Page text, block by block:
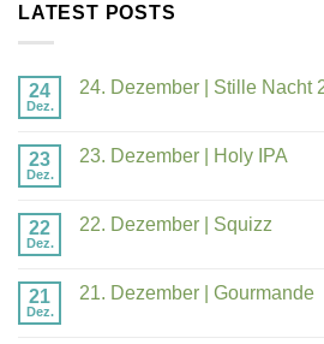
LATEST POSTS
24
Dez.
24. Dezember | Stille Nacht
23
Dez.
23. Dezember | Holy IPA
22
Dez.
22. Dezember | Squizz
21
Dez.
21. Dezember | Gourmande